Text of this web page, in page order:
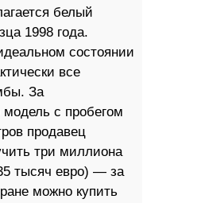
белый
1998 года.
состоянии
все
За
с пробегом
продавец
три миллиона
тысяч евро) — за
можно купить